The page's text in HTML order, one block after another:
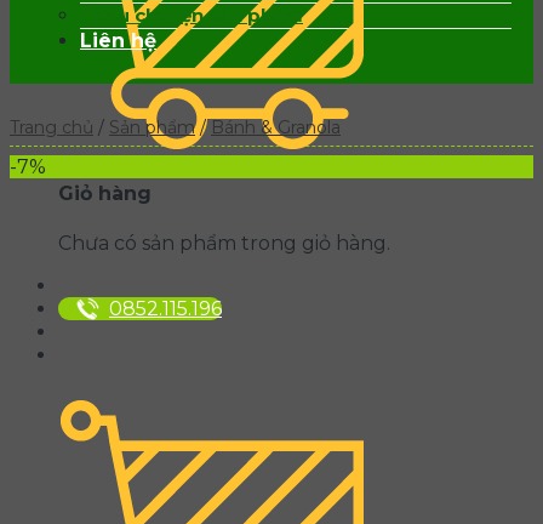
Giỏ hàng
Chưa có sản phẩm trong giỏ hàng.
0852.115.196
Câu chuyện sản phẩm
Liên hệ
Trang chủ / Sản phẩm / Bánh & Granola
-7%